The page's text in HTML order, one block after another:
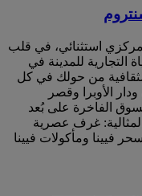
استثنائي، في قلب
التجارية للمدينة في
الثقافية من حولك في كل
الأوبرا وقصر
الفاخرة على بُعد
غرف عصرية
فيينا ومأكولات فيينا